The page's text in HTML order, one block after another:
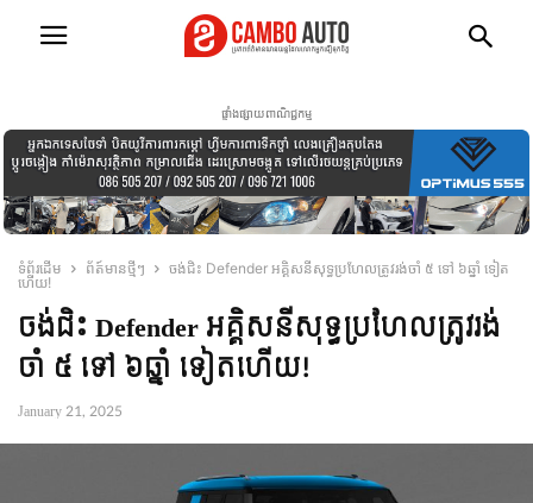
ផ្ទាំងផ្សាយពាណិជ្ជកម្ម
ទំព័រដើម ព័ត៍មានថ្មីៗ
ចង់ជិះ Defender អគ្គិសនីសុទ្ធប្រហែលត្រូវរង់ចាំ ៥ ទៅ ៦ឆ្នាំ ទៀត
ហើយ!
ចង់ជិះ Defender អគ្គិសនីសុទ្ធប្រហែលត្រូវរង់
ចាំ ៥ ទៅ ៦ឆ្នាំ ទៀតហើយ!
January 21, 2025